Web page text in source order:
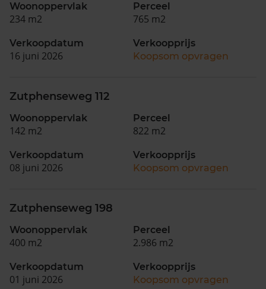
Woonoppervlak
234 m2
Perceel
765 m2
Verkoopdatum
16 juni 2026
Verkoopprijs
Koopsom opvragen
Zutphenseweg 112
Woonoppervlak
142 m2
Perceel
822 m2
Verkoopdatum
08 juni 2026
Verkoopprijs
Koopsom opvragen
Zutphenseweg 198
Woonoppervlak
400 m2
Perceel
2.986 m2
Verkoopdatum
01 juni 2026
Verkoopprijs
Koopsom opvragen